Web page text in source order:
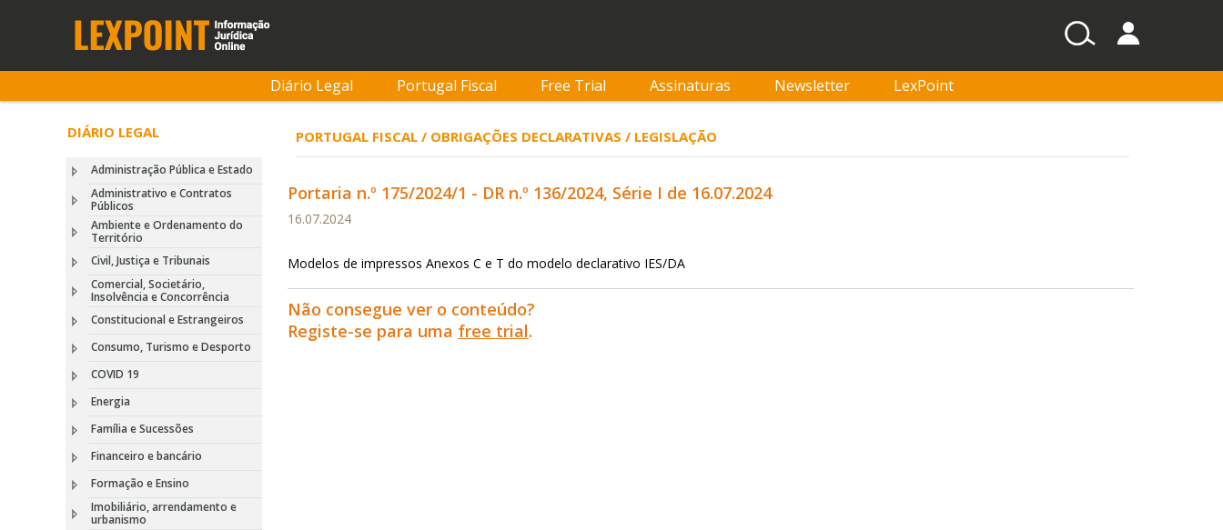
Diário Legal Portugal Fiscal Free Trial Assinaturas Newsletter LexPoint
DIÁRIO LEGAL
Administração Pública e Estado
Administrativo e Contratos
Públicos
Ambiente e Ordenamento do
Território
Civil, Justiça e Tribunais
Comercial, Societário,
Insolvência e Concorrência
Constitucional e Estrangeiros
Consumo, Turismo e Desporto
COVID 19
Energia
Família e Sucessões
Financeiro e bancário
Formação e Ensino
Imobiliário, arrendamento e
urbanismo
PORTUGAL FISCAL / OBRIGAÇÕES DECLARATIVAS / LEGISLAÇÃO
Portaria n.º 175/2024/1 - DR n.º 136/2024, Série I de 16.07.2024
16.07.2024
Modelos de impressos Anexos C e T do modelo declarativo IES/DA
Não consegue ver o conteúdo?
Registe-se para uma free trial.